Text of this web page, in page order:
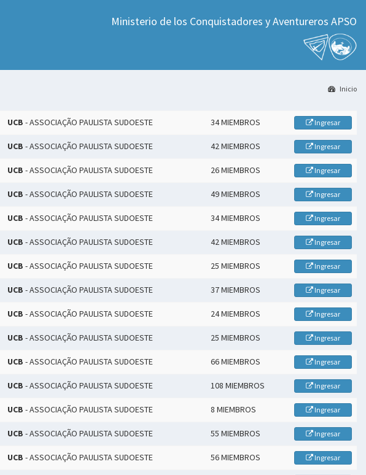
Ministerio de los Conquistadores y Aventureros APSO
Inicio
UCB - ASSOCIAÇÃO PAULISTA SUDOESTE 34 MIEMBROS Ingresar
UCB - ASSOCIAÇÃO PAULISTA SUDOESTE 42 MIEMBROS Ingresar
UCB - ASSOCIAÇÃO PAULISTA SUDOESTE 26 MIEMBROS Ingresar
UCB - ASSOCIAÇÃO PAULISTA SUDOESTE 49 MIEMBROS Ingresar
UCB - ASSOCIAÇÃO PAULISTA SUDOESTE 34 MIEMBROS Ingresar
UCB - ASSOCIAÇÃO PAULISTA SUDOESTE 42 MIEMBROS Ingresar
UCB - ASSOCIAÇÃO PAULISTA SUDOESTE 25 MIEMBROS Ingresar
UCB - ASSOCIAÇÃO PAULISTA SUDOESTE 37 MIEMBROS Ingresar
UCB - ASSOCIAÇÃO PAULISTA SUDOESTE 24 MIEMBROS Ingresar
UCB - ASSOCIAÇÃO PAULISTA SUDOESTE 25 MIEMBROS Ingresar
UCB - ASSOCIAÇÃO PAULISTA SUDOESTE 66 MIEMBROS Ingresar
UCB - ASSOCIAÇÃO PAULISTA SUDOESTE 108 MIEMBROS Ingresar
UCB - ASSOCIAÇÃO PAULISTA SUDOESTE 8 MIEMBROS Ingresar
UCB - ASSOCIAÇÃO PAULISTA SUDOESTE 55 MIEMBROS Ingresar
UCB - ASSOCIAÇÃO PAULISTA SUDOESTE 56 MIEMBROS Ingresar